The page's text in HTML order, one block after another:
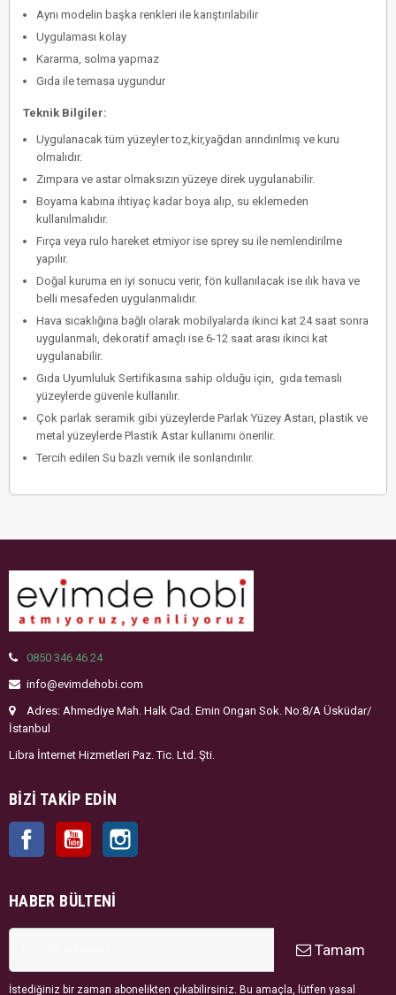
Aynı modelin başka renkleri ile karıştırılabilir
Uygulaması kolay
Kararma, solma yapmaz
Gıda ile temasa uygundur
Teknik Bilgiler:
Uygulanacak tüm yüzeyler toz,kir,yağdan arındırılmış ve kuru
olmalıdır.
Zımpara ve astar olmaksızın yüzeye direk uygulanabilir.
Boyama kabına ihtiyaç kadar boya alıp, su eklemeden
kullanılmalıdır.
Fırça veya rulo hareket etmiyor ise sprey su ile nemlendirilme
yapılır.
Doğal kuruma en iyi sonucu verir, fön kullanılacak ise ılık hava ve
belli mesafeden uygulanmalıdır.
Hava sıcaklığına bağlı olarak mobilyalarda ikinci kat 24 saat sonra
uygulanmalı, dekoratif amaçlı ise 6-12 saat arası ikinci kat
uygulanabilir.
Gıda Uyumluluk Sertifikasına sahip olduğu için, gıda temaslı
yüzeylerde güvenle kullanılır.
Çok parlak seramik gibi yüzeylerde Parlak Yüzey Astarı, plastik ve
metal yüzeylerde Plastik Astar kullanımı önerilir.
Tercih edilen Su bazlı vernik ile sonlandırılır.
0850 346 46 24
info@evimdehobi.com
Adres: Ahmediye Mah. Halk Cad. Emin Ongan Sok. No:8/A Üsküdar/
İstanbul
Libra İnternet Hizmetleri Paz. Tic. Ltd. Şti.
BIZI TAKIP EDIN
Facebook YouTube
HABER BÜLTENI
Tamam
İstediğiniz bir zaman abonelikten çıkabilirsiniz. Bu amaçla, lütfen yasal